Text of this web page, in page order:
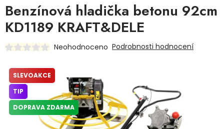
Stavba a dům
Dílna
Domácnost
Benzínová hladička betonu 92cm
KD1189 KRAFT&DELE
Neohodnoceno Podrobnosti hodnocení
SLEVOAKCE
TIP
DOPRAVA ZDARMA